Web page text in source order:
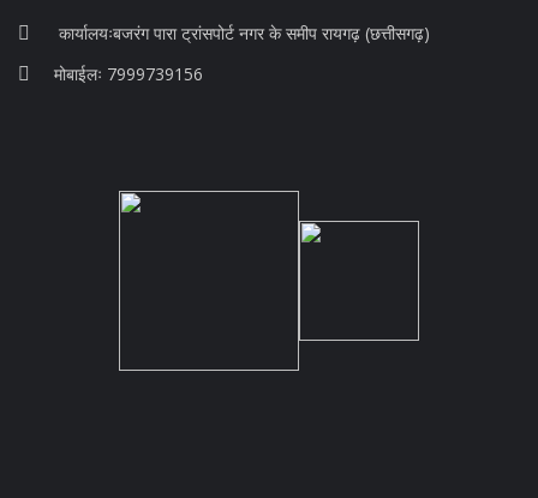
कार्यालयःबजरंग पारा ट्रांसपोर्ट नगर के समीप रायगढ़ (छत्तीसगढ़)
मोबाईलः 7999739156